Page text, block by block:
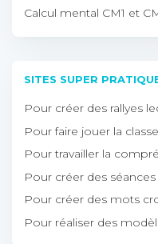
Calcul mental CM1 et
SITES SUPER
Pour créer des rallyes
Pour faire jouer la
Pour travailler la
Pour créer des
Pour créer des mots
Pour réaliser des